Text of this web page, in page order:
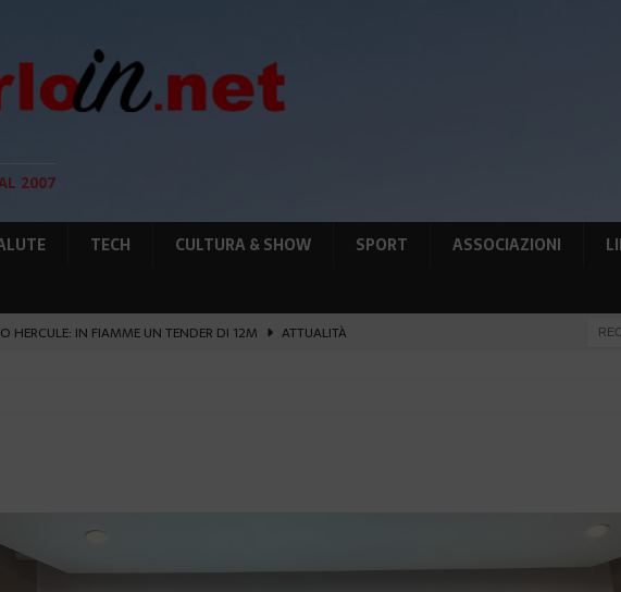
2007
TECH CULTURA & SHOW SPORT ASSOCIAZIONI
HERCULE: IN FIAMME UN TENDER DI 12M
ATTUALITÀ
DI PLACE D’ARMES
RAFFORZANO LA COOPERAZIONE